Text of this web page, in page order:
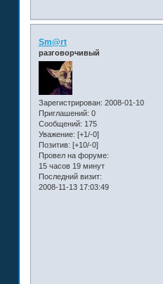
Sm@rt
разговорчивый
Зарегистрирован: 2008-01-10
Приглашений: 0
Сообщений: 175
Уважение: [+1/-0]
Позитив: [+10/-0]
Провел на форуме:
15 часов 19 минут
Последний визит:
2008-11-13 17:03:49